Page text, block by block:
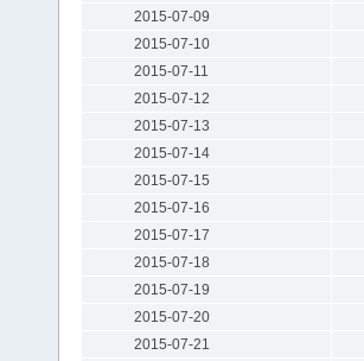
2015-07-09
2015-07-10
2015-07-11
2015-07-12
2015-07-13
2015-07-14
2015-07-15
2015-07-16
2015-07-17
2015-07-18
2015-07-19
2015-07-20
2015-07-21